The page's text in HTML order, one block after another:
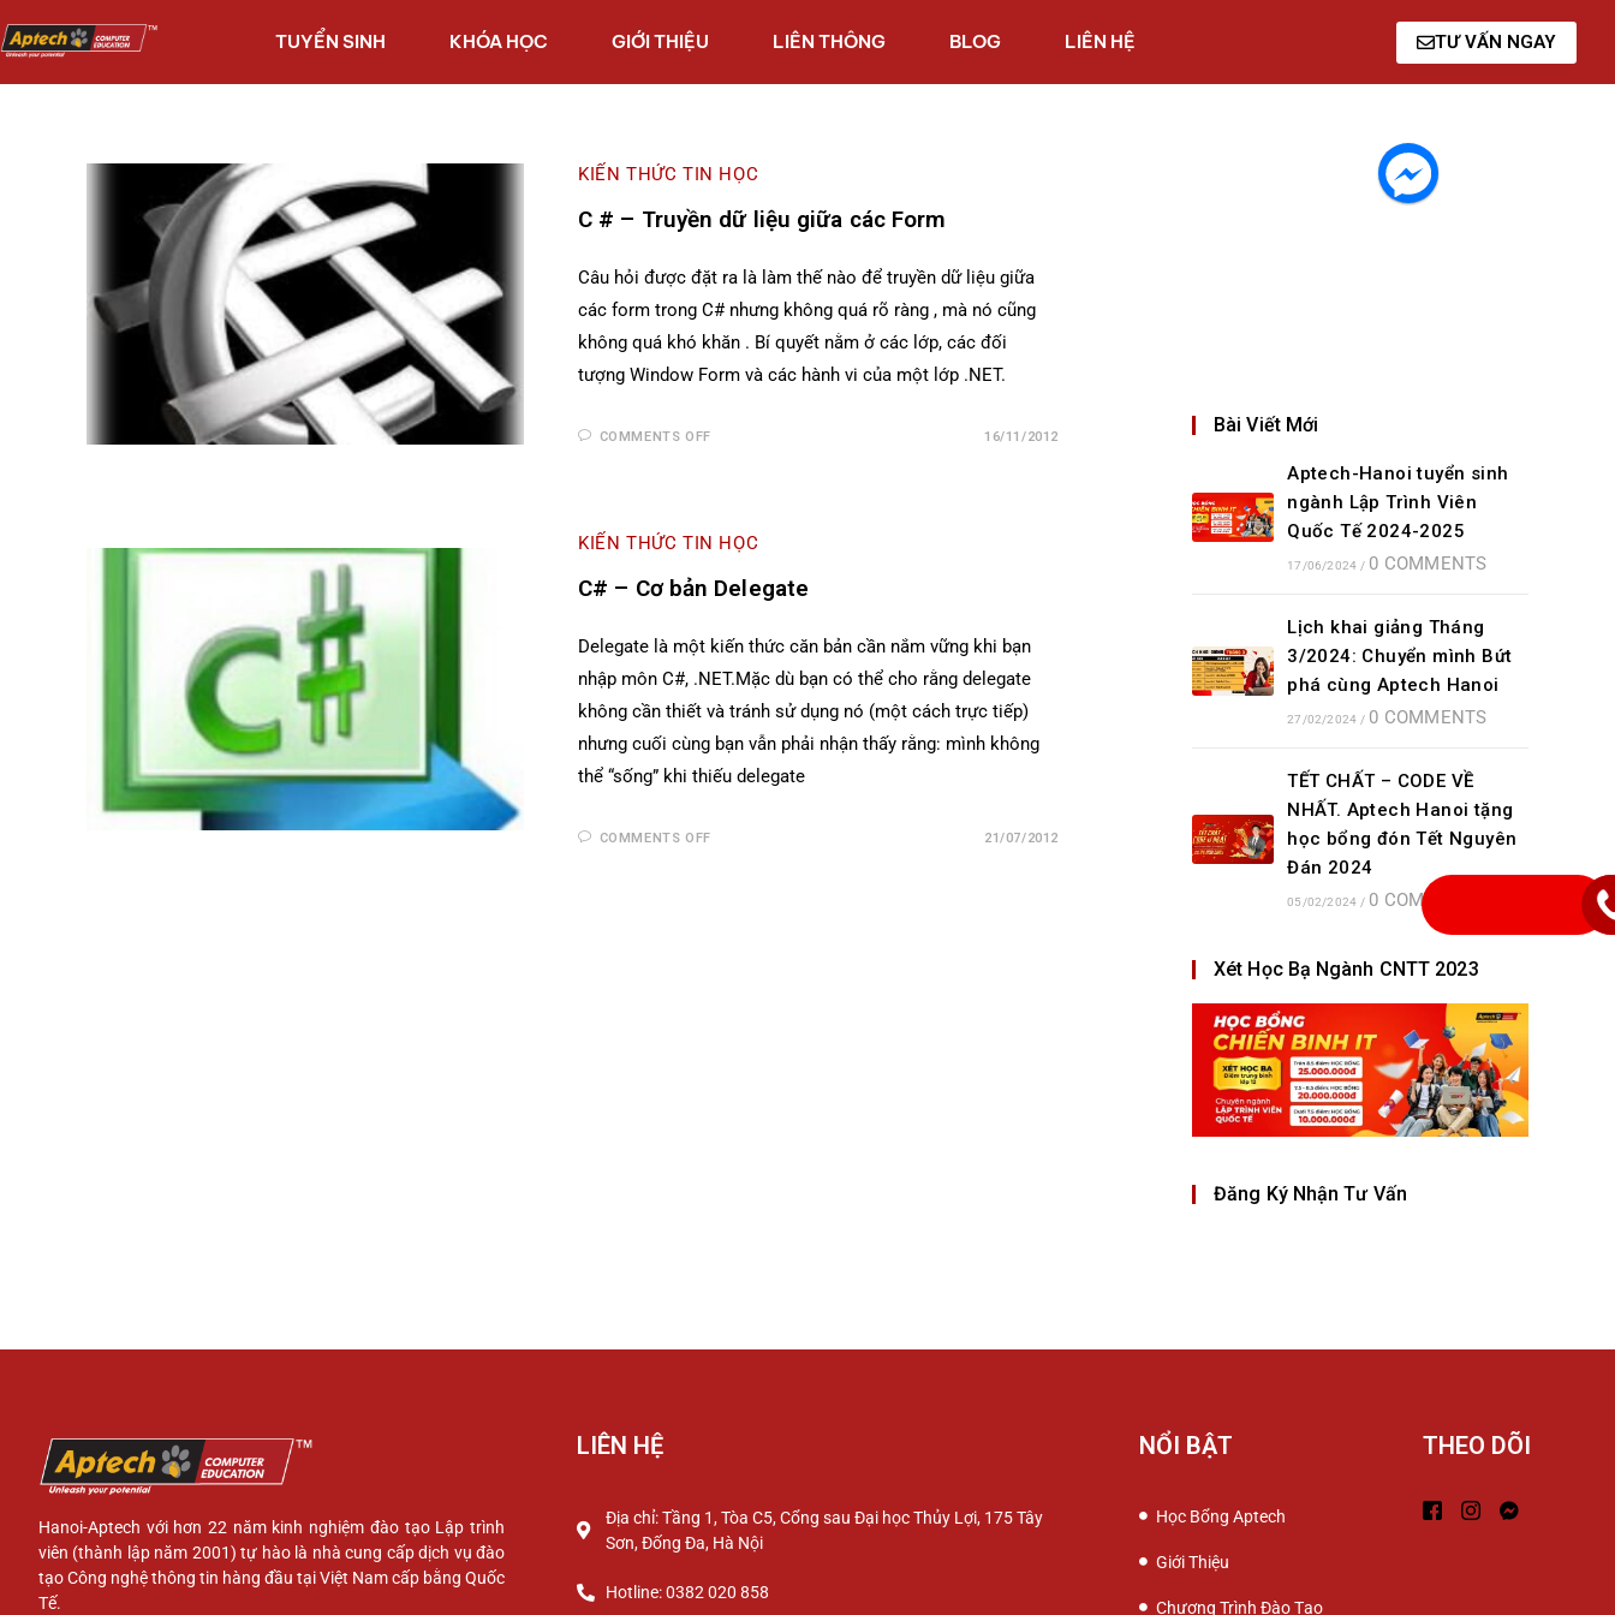
TUYỂN SINH KHÓA HỌC GIỚI THIỆU LIÊN THÔNG BLOG LIÊN HỆ TƯ VẤN NGAY
KIẾN THỨC TIN HỌC
C # – Truyền dữ liệu giữa các Form
Câu hỏi được đặt ra là làm thế nào để truyền dữ liệu giữa
các form trong C# nhưng không quá rõ ràng , mà nó cũng
không quá khó khăn . Bí quyết nằm ở các lớp, các đối
tượng Window Form và các hành vi của một lớp .NET.
COMMENTS OFF 16/11/2012
KIẾN THỨC TIN HỌC
C# – Cơ bản Delegate
Delegate là một kiến thức căn bản cần nắm vững khi bạn
nhập môn C#, .NET.Mặc dù bạn có thể cho rằng delegate
không cần thiết và tránh sử dụng nó (một cách trực tiếp)
nhưng cuối cùng bạn vẫn phải nhận thấy rằng: mình không
thể “sống” khi thiếu delegate
COMMENTS OFF 21/07/2012
Bài Viết Mới
Aptech-Hanoi tuyển sinh
ngành Lập Trình Viên
Quốc Tế 2024-2025
17/06/2024 / 0 COMMENTS
Lịch khai giảng Tháng
3/2024: Chuyển mình Bứt
phá cùng Aptech Hanoi
27/02/2024 / 0 COMMENTS
TẾT CHẤT – CODE VỀ
NHẤT. Aptech Hanoi tặng
học bổng đón Tết Nguyên
Đán 2024
05/02/2024 / 0 COMMENTS
Xét Học Bạ Ngành CNTT 2023
Đăng Ký Nhận Tư Vấn
Hanoi-Aptech với hơn 22 năm kinh nghiệm đào tạo Lập trình
viên (thành lập năm 2001) tự hào là nhà cung cấp dịch vụ đào
tạo Công nghệ thông tin hàng đầu tại Việt Nam cấp bằng Quốc
Tế.
LIÊN HỆ
Địa chỉ: Tầng 1, Tòa C5, Cổng sau Đại học Thủy Lợi, 175 Tây
Sơn, Đống Đa, Hà Nội
Hotline: 0382 020 858
NỔI BẬT
Học Bổng Aptech
Giới Thiệu
Chương Trình Đào Tạo
THEO DÕI